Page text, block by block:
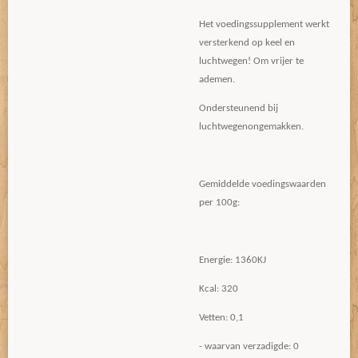
Het voedingssupplement werkt
versterkend op keel en
luchtwegen! Om vrijer te
ademen.
Ondersteunend bij
luchtwegenongemakken.
Gemiddelde voedingswaarden
per 100g:
Energie: 1360KJ
Kcal: 320
Vetten: 0,1
- waarvan verzadigde: 0